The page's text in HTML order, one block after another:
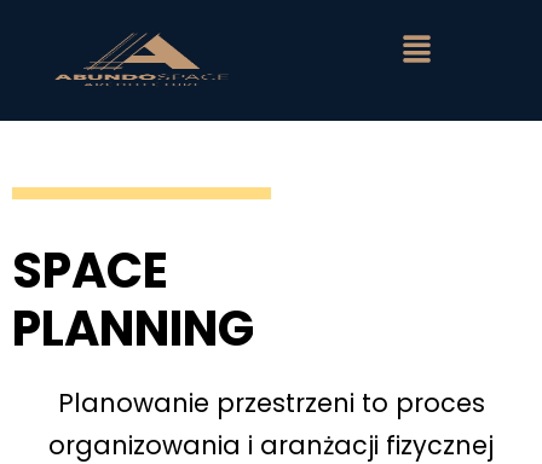
SPACE
PLANNING
Planowanie przestrzeni to proces
organizowania i aranżacji fizycznej